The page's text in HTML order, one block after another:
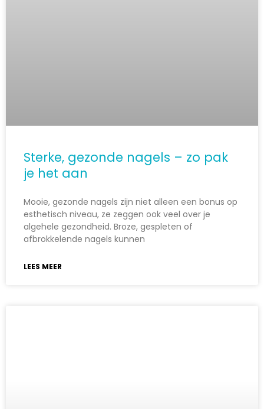
Sterke, gezonde nagels – zo pak
je het aan
Mooie, gezonde nagels zijn niet alleen een bonus op
esthetisch niveau, ze zeggen ook veel over je
algehele gezondheid. Broze, gespleten of
afbrokkelende nagels kunnen
LEES MEER